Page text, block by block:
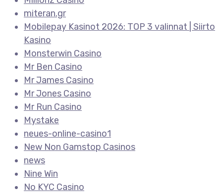
miteran.gr
Mobilepay Kasinot 2026: TOP 3 valinnat | Siirto
Kasino
Monsterwin Casino
Mr Ben Casino
Mr James Casino
Mr Jones Casino
Mr Run Casino
Mystake
neues-online-casino1
New Non Gamstop Casinos
news
Nine Win
No KYC Casino